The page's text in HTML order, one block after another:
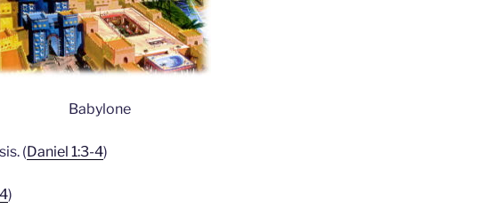
Babylone
(Daniel 1:3-4)
)